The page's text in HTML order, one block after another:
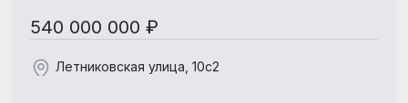
540 000 000 ₽
Летниковская улица, 10с2